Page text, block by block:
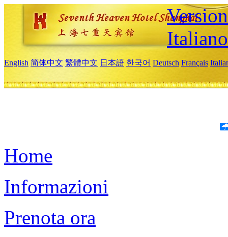
Italiano
English 简体中文 繁體中文 日本語 한국어 Deutsch Français
Home
Informazioni
Prenota ora